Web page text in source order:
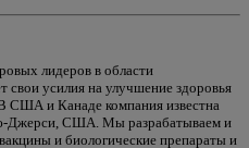
лидеров в области
свои усилия на улучшение здоровья
США и Канаде компания известна
Джерси, США. Мы разрабатываем и
и биологические препараты и